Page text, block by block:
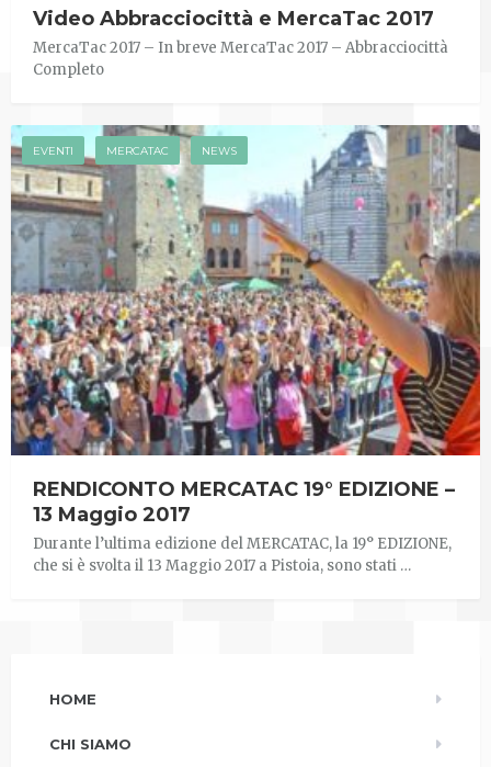
Video Abbracciocittà e MercaTac 2017
MercaTac 2017 – In breve MercaTac 2017 – Abbracciocittà
Completo
EVENTI MERCATAC NEWS
RENDICONTO MERCATAC 19° EDIZIONE –
13 Maggio 2017
Durante l’ultima edizione del MERCATAC, la 19° EDIZIONE,
che si è svolta il 13 Maggio 2017 a Pistoia, sono stati …
HOME
CHI SIAMO